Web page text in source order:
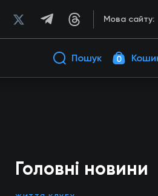
Мова сайту:
Пошук 0
Головні новини